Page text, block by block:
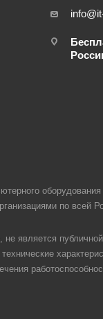
по всей
является